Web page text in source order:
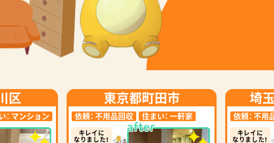
区
： マンション
東京都町田市
依頼： 不用品回収 住まい： 一軒家
キレイに
なりました！
埼
依頼： 不用
キレイに
なりました！